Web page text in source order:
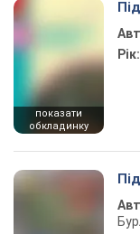
показати
обкладинку
Рік: